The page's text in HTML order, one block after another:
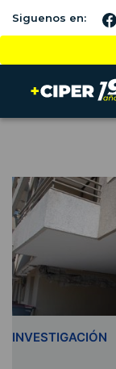
Siguenos en:
INVESTIGACIÓN